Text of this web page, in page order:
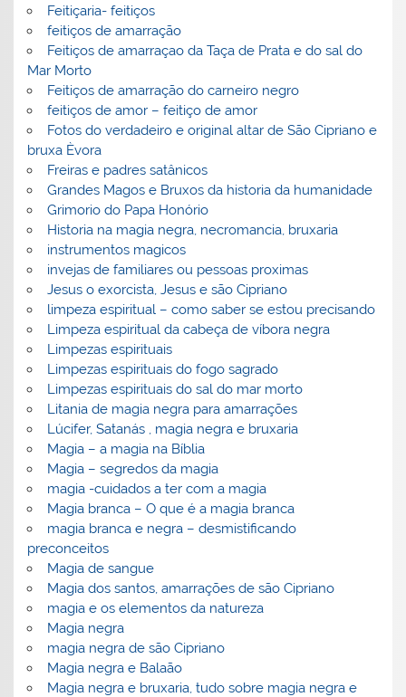
Feitiçaria- feitiços
feitiços de amarração
Feitiços de amarraçao da Taça de Prata e do sal do
Mar Morto
Feitiços de amarração do carneiro negro
feitiços de amor – feitiço de amor
Fotos do verdadeiro e original altar de São Cipriano e
bruxa Èvora
Freiras e padres satânicos
Grandes Magos e Bruxos da historia da humanidade
Grimorio do Papa Honório
Historia na magia negra, necromancia, bruxaria
instrumentos magicos
invejas de familiares ou pessoas proximas
Jesus o exorcista, Jesus e são Cipriano
limpeza espiritual – como saber se estou precisando
Limpeza espiritual da cabeça de víbora negra
Limpezas espirituais
Limpezas espirituais do fogo sagrado
Limpezas espirituais do sal do mar morto
Litania de magia negra para amarrações
Lúcifer, Satanás , magia negra e bruxaria
Magia – a magia na Bíblia
Magia – segredos da magia
magia -cuidados a ter com a magia
Magia branca – O que é a magia branca
magia branca e negra – desmistificando
preconceitos
Magia de sangue
Magia dos santos, amarrações de são Cipriano
magia e os elementos da natureza
Magia negra
magia negra de são Cipriano
Magia negra e Balaão
Magia negra e bruxaria, tudo sobre magia negra e